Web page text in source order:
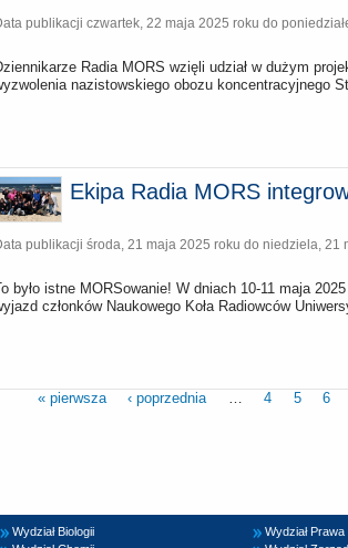
publikacji czwartek, 22 maja 2025 roku do
Radia MORS wzięli udział w dużym
nazistowskiego obozu koncentracyjnego
Ekipa Radia MORS
publikacji środa, 21 maja 2025 roku do niedziela, 21
było istne MORSowanie! W dniach 10-11 maja
członków Naukowego Koła Radiowców
« pierwsza ‹ poprzednia 4 5 6
Wydział Biologii
Wydział